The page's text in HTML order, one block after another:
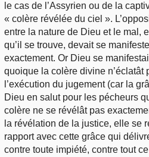
le cas de l’Assyrien ou de la
« colère révélée du ciel ».
entre la nature de Dieu et le mal,
qu’il se trouve, devait se
exactement. Or Dieu se
quoique la colère divine n’éclatât
l’exécution du jugement (car la
Dieu en salut pour les pécheurs
colère ne se révélât pas
la révélation de la justice, elle se
rapport avec cette grâce qui
contre toute impiété, contre tout